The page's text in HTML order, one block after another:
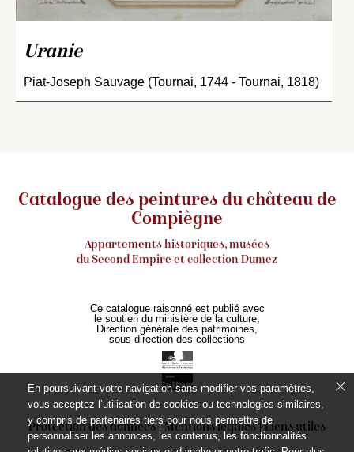
Uranie
Piat-Joseph Sauvage (Tournai, 1744 - Tournai, 1818)
Catalogue des peintures du château de
Compiègne
Appartements historiques, musées
du Second Empire et collection Dumez
Ce catalogue raisonné est publié avec
le soutien du ministère de la culture,
Direction générale des patrimoines,
sous-direction des collections
Protection des données Mentions légales Liens utiles
En poursuivant votre navigation sans modifier vos paramètres,
vous acceptez l’utilisation de cookies ou technologies similaires,
y compris de partenaires tiers pour nous permettre de
personnaliser les annonces, les contenus, les fonctionnalités